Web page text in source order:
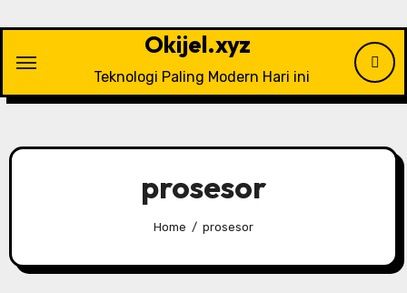
content
Okijel.xyz
Teknologi Paling Modern Hari ini
prosesor
Home prosesor